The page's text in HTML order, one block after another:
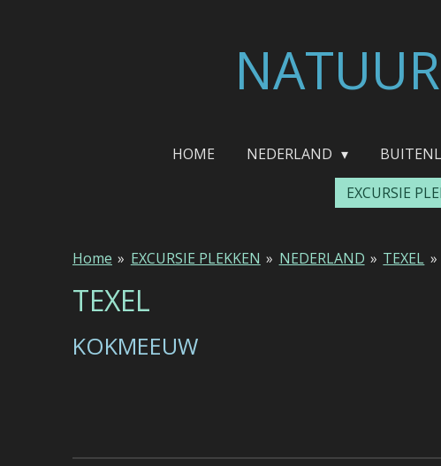
HOME NEDERLAND
EXCURSIE
Home » EXCURSIE PLEKKEN » NEDERLAND » TEXEL »
TEXEL
KOKMEEUW